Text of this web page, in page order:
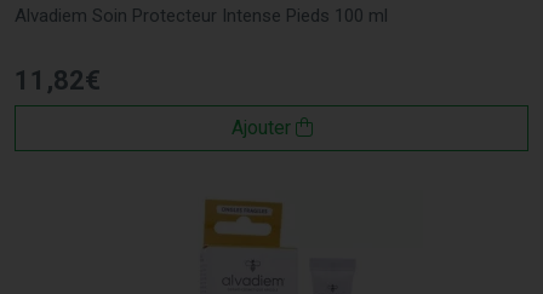
Alvadiem Soin Protecteur Intense Pieds 100 ml
11 ,82€
Ajouter